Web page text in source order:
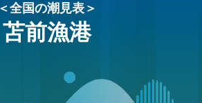
＜全国の潮見表＞
苫前漁港